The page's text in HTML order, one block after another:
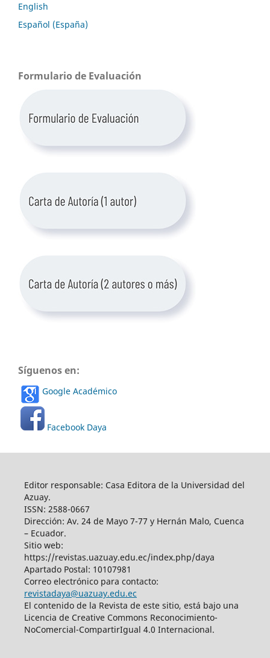
English
Español (España)
Formulario de Evaluación
Síguenos en:
Google Académico
Facebook Daya
Editor responsable: Casa Editora de la Universidad del
Azuay.
ISSN: 2588-0667
Dirección: Av. 24 de Mayo 7-77 y Hernán Malo, Cuenca
– Ecuador.
Sitio web:
https://revistas.uazuay.edu.ec/index.php/daya
Apartado Postal: 10107981
Correo electrónico para contacto:
revistadaya@uazuay.edu.ec
El contenido de la Revista de este sitio, está bajo una
Licencia de Creative Commons Reconocimiento-
NoComercial-CompartirIgual 4.0 Internacional.